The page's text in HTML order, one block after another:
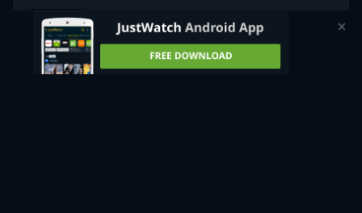
CC HD